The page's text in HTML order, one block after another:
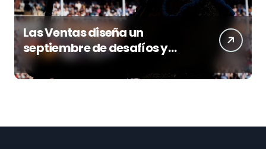
Las Ventas diseña un
septiembre de desafíos y
variedad ganadera